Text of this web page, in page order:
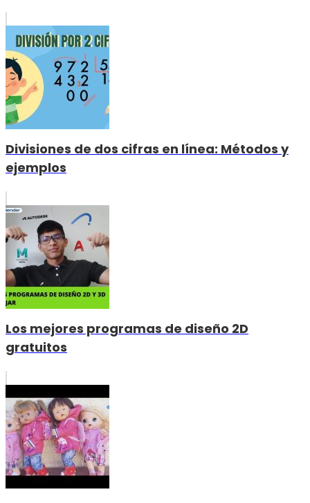
Divisiones de dos cifras en línea: Métodos y
ejemplos
Los mejores programas de diseño 2D
gratuitos